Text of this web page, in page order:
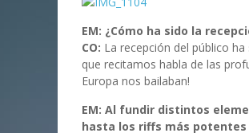
EM: ¿Cómo ha sido la
CO: La recepción del público
que recitamos habla de las
Europa nos bailaban!
EM: Al fundir distintos
hasta los riffs más potentes